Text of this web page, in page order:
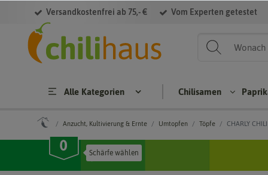
Versandkostenfrei ab 75,- € Vom Experten getestet
Alle Kategorien
Chilisamen
Chilisamen
Anzucht, Kultivierung & Ernte Umtopfen Töpfe CHARLY